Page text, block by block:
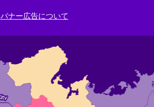
バナー広告について